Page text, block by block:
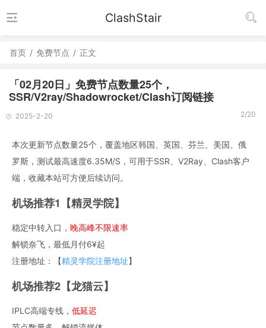
ClashStair
首页 / 免费节点 / 正文
「02月20日」免费节点数量25个，
SSR/V2ray/Shadowrocket/Clash订阅链接
2025-2-20 2/20
本次更新节点数量25个，覆盖地区韩国、英国、芬兰、美国、俄
罗斯，测试最高速度6.35M/S，可用于SSR、V2Ray、Clash客户
端，收藏本站可方便后续访问。
机场推荐1【精灵学院】
稳定中转入口， 晚高峰不限速率
解锁奈飞，最低月付6¥起
注册地址：【精灵学院注册地址】
机场推荐2【龙猫云】
IPLC高端专线， 低延迟